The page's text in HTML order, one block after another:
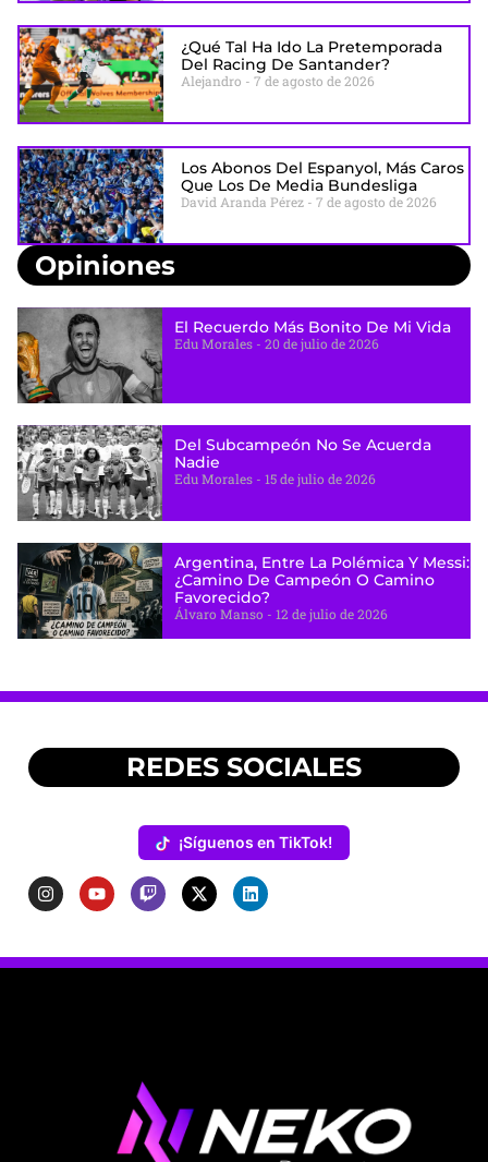
¿Qué Tal Ha Ido La Pretemporada
Del Racing De Santander?
Alejandro 7 de agosto de 2026
Los Abonos Del Espanyol, Más Caros
Que Los De Media Bundesliga
David Aranda Pérez 7 de agosto de 2026
Opiniones
El Recuerdo Más Bonito De Mi Vida
Edu Morales 20 de julio de 2026
Del Subcampeón No Se Acuerda
Nadie
Edu Morales 15 de julio de 2026
Argentina, Entre La Polémica Y Messi:
¿camino De Campeón O Camino
Favorecido?
Álvaro Manso 12 de julio de 2026
REDES SOCIALES
¡Síguenos en TikTok!